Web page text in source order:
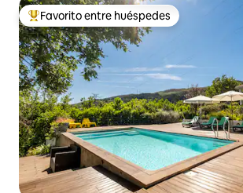
De los mejores en Favorito entre huéspedes
Favorito entre huéspedes